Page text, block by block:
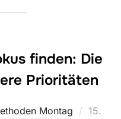
finden: Die
Prioritäten
Montag
15.